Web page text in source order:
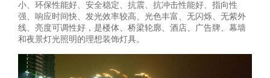
小、环保性能好、安全稳定、抗震、抗冲击性能好、指向性
强、响应时间快、发光效率较高、光色丰富、无闪烁、无紫外
线、亮度可调性好，是楼体、桥梁轮廓、酒店、广告牌、幕墙
和夜景灯光照明的理想装饰灯具。